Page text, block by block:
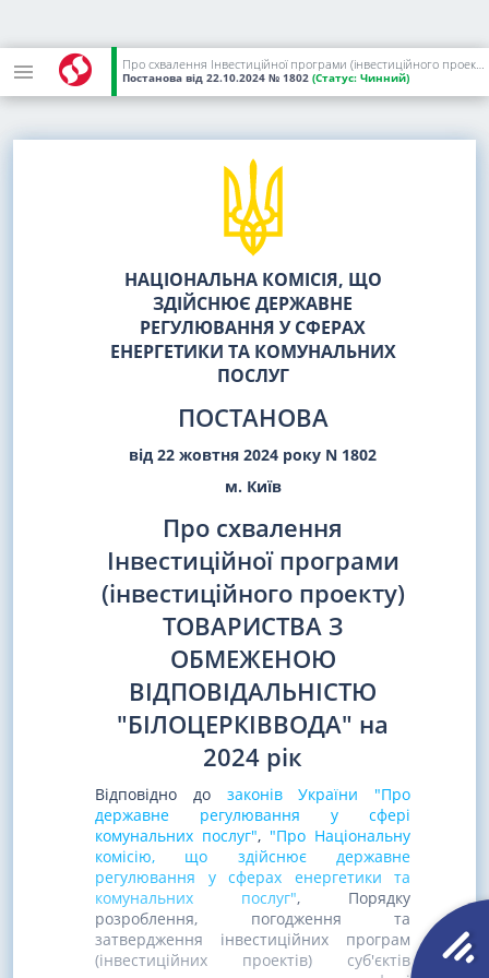
Про схвалення Інвестиційної програми (інвестиційного проекту) ТОВАРИСТВА З ОБМЕЖЕНОЮ ВІДПОВІДАЛЬНІСТЮ "БІЛОЦЕРКІВВОДА" на 2024 рік
Постанова від 22.10.2024 № 1802 (Статус: Чинний)
НАЦІОНАЛЬНА КОМІСІЯ, ЩО
ЗДІЙСНЮЄ ДЕРЖАВНЕ
РЕГУЛЮВАННЯ У СФЕРАХ
ЕНЕРГЕТИКИ ТА КОМУНАЛЬНИХ
ПОСЛУГ
ПОСТАНОВА
від 22 жовтня 2024 року N 1802
м. Київ
Про схвалення
Інвестиційної програми
(інвестиційного проекту)
ТОВАРИСТВА З
ОБМЕЖЕНОЮ
ВІДПОВІДАЛЬНІСТЮ
"БІЛОЦЕРКІВВОДА" на
2024 рік
Відповідно до законів України "Про
державне регулювання у сфері
комунальних послуг", "Про Національну
комісію, що здійснює державне
регулювання у сферах енергетики та
комунальних послуг", Порядку
розроблення, погодження та
затвердження інвестиційних програм
(інвестиційних проектів) суб'єктів